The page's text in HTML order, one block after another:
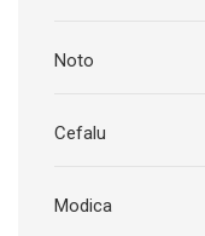
Noto
Cefalu
Modica